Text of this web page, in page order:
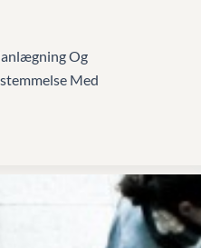
Og
Med